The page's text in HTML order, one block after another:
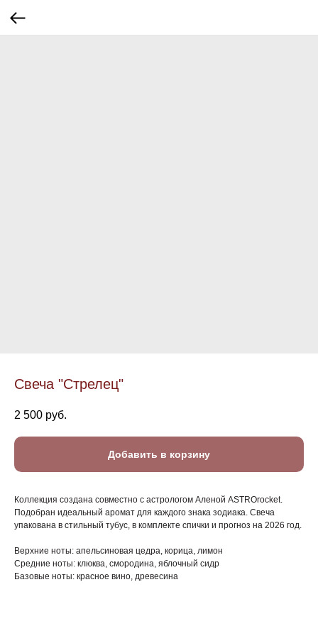
Свеча "Стрелец"
2 500 руб.
Добавить в корзину
Коллекция создана совместно с астрологом Аленой ASTROrocket.
Подобран идеальный аромат для каждого знака зодиака. Свеча
упакована в стильный тубус, в комплекте спички и прогноз на 2026 год.
Верхние ноты: апельсиновая цедра, корица, лимон
Средние ноты: клюква, смородина, яблочный сидр
Базовые ноты: красное вино, древесина